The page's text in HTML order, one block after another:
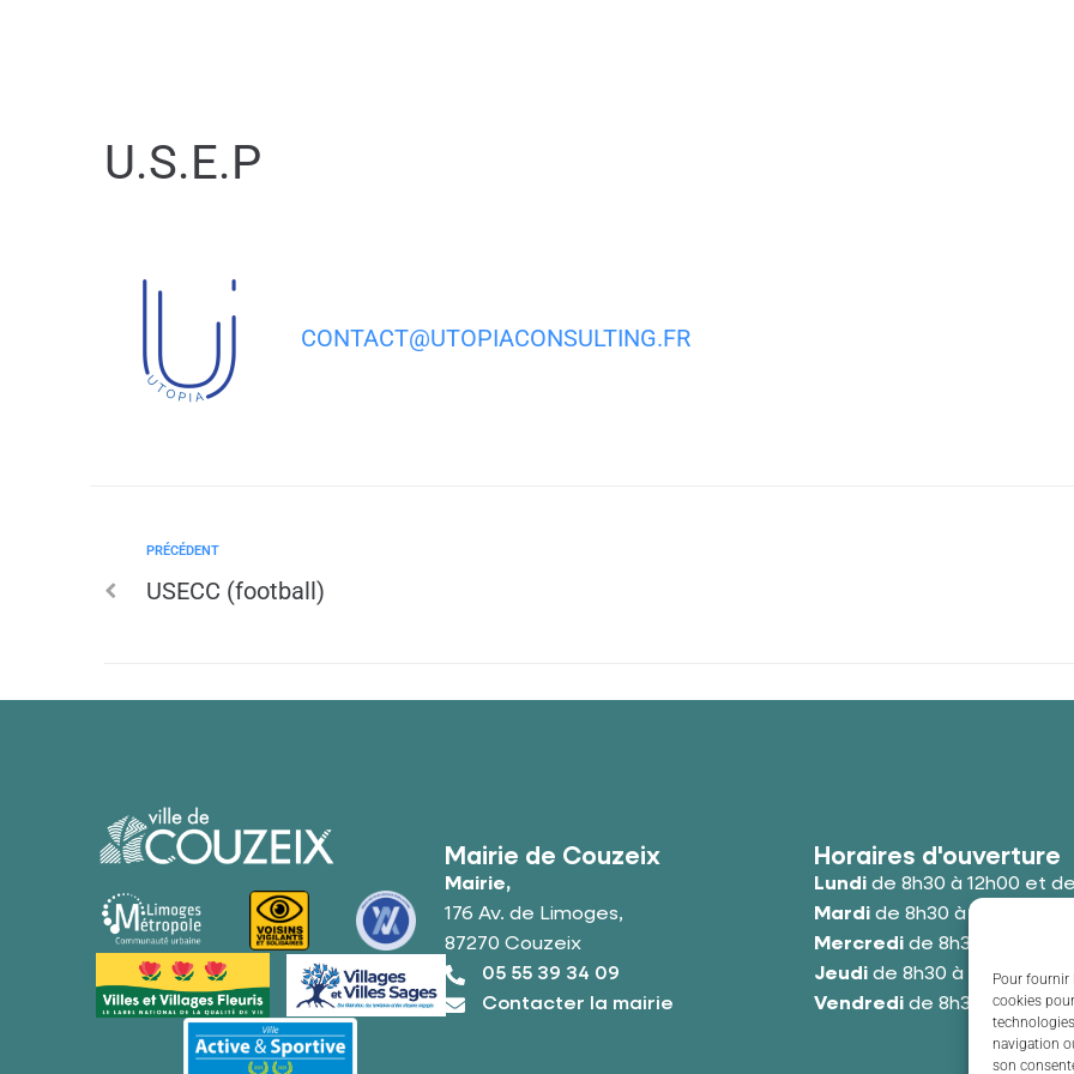
Pour fournir
cookies
navigation
son
U.S.E.P
CONTACT@UTOPIACONSULTING.FR
PRÉCÉDENT
USECC (football)
Mairie de Couzeix
Mairie,
176 Av. de Limoges,
87270 Couzeix
05 55 39 34 09
Contacter la mairie
Horaires d'ouverture
Lundide 8h30 à 12h00 et de
Mardide 8h30 à 12h00 et de
Mercredide 8h30 à 12h00
Jeudide 8h30 à 12h00 et
Vendredide 8h30 à 12h00